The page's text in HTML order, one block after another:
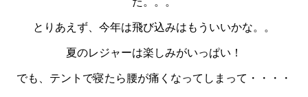
とりあえず、今年は飛び込みはもういいかな。。
夏のレジャーは楽しみがいっぱい！
でも、テントで寝たら腰が痛くなってしまって・・・・